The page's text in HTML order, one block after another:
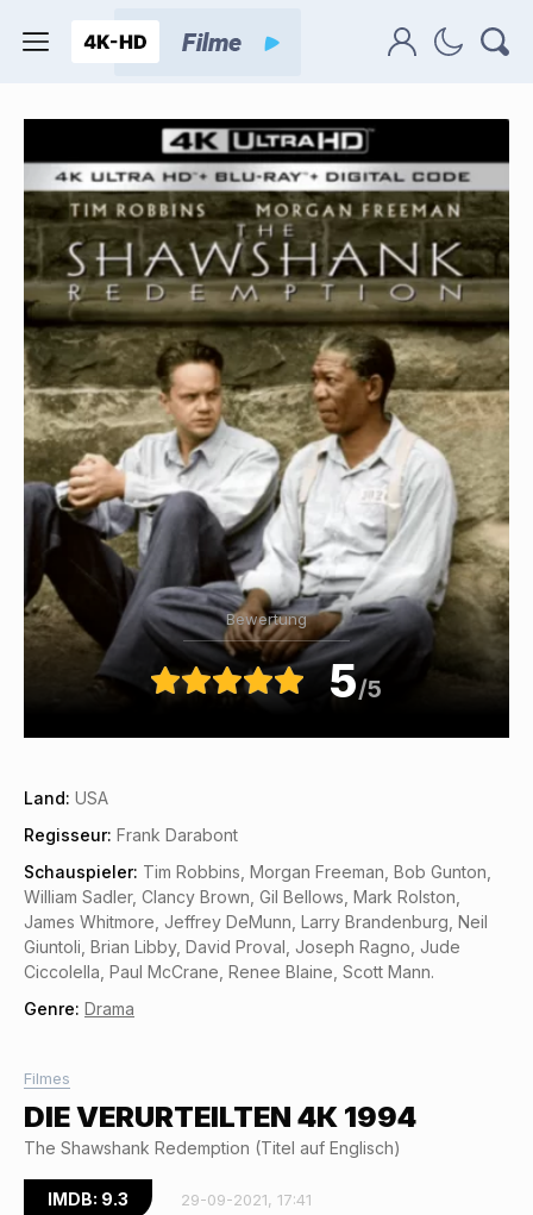
Bewertung
5/5
Land: USA
Regisseur: Frank Darabont
Schauspieler: Tim Robbins, Morgan Freeman, Bob Gunton,
William Sadler, Clancy Brown, Gil Bellows, Mark Rolston,
James Whitmore, Jeffrey DeMunn, Larry Brandenburg, Neil
Giuntoli, Brian Libby, David Proval, Joseph Ragno, Jude
Ciccolella, Paul McCrane, Renee Blaine, Scott Mann.
Genre: Drama
Filmes
DIE VERURTEILTEN 4К 1994
The Shawshank Redemption (Titel auf Englisch)
IMDB: 9.3 29-09-2021, 17:41